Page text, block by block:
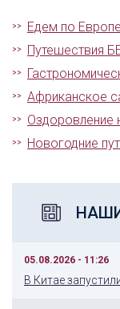
Едем по
Путешествия
Африканское
Оздоровление
Новогодние
05.08.2026 - 11:26
В Китае